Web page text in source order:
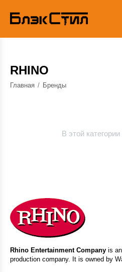
RHINO
Главная / Бренды
Rhino Entertainment Company is
production company. It is owned by
В этой